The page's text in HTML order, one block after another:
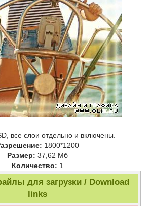
все слои отдельно и включены.
1800*1200
Размер: 37,62 Mб
Количество: 1
для загрузки / Download
links